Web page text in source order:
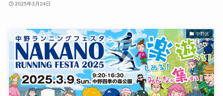
2025年3月24日
中野区